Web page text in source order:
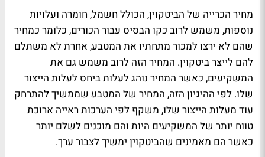
מחיר הכרייה של הביטקוין, הכולל חשמל, חומרה ועלויות
נוספות, משמש לרוב כקו הבסיס עבור הכורים, כלומר כמחיר
שהם לא ירצו למכור מתחתיו את המטבע, אחרת לא משתלם
להם לייצר ביטקוין. המחיר הזה לרוב משמש גם את
המשקיעים, כאשר המחיר נוהג לעלות ביחס לעלות הייצור
שלו. לפי ההיגיון הזה, המחיר של המטבע שממשיך להתרחק
עוד מעלות הייצור שלו, משקף לפי הערכות ראייה ארוכת
טווח יותר של המשקיעים היות והם מוכנים לשלם יותר
כאשר הם מאמינים שהביטקוין ימשיך לצבור ערך.